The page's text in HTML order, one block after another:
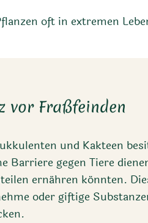
oft in extremen
vor Fraßfeinden
und Kakteen
Barriere gegen Tiere
ernähren könnten.
oder giftige